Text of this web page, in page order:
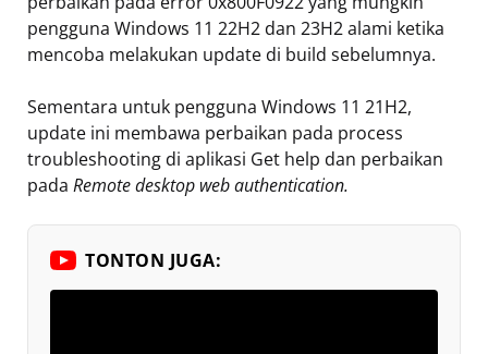
pengguna Windows 11 22H2 dan 23H2 alami ketika
mencoba melakukan update di build sebelumnya.
Sementara untuk pengguna Windows 11 21H2,
update ini membawa perbaikan pada process
troubleshooting di aplikasi Get help dan perbaikan
pada Remote desktop web authentication.
TONTON JUGA: